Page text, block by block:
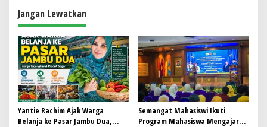
p
o
s
Jangan Lewatkan
Yantie Rachim Ajak Warga
Belanja ke Pasar Jambu Dua,
Semangat Mahasiswi Ikuti
Program Mahasiswa Mengajar